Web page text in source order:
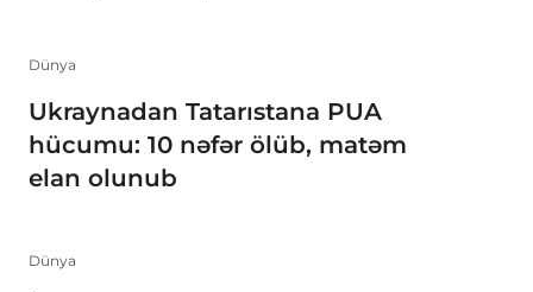
Dünya
Ukraynadan Tatarıstana PUA
hücumu: 10 nəfər ölüb, matəm
elan olunub
Dünya